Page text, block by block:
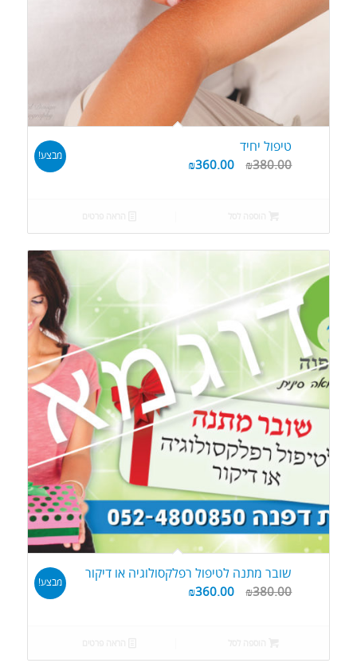
טיפול יחיד
₪380.00
₪360.00
מבצע!
שובר מתנה לטיפול רפלקסולוגיה או דיקור
₪380.00
₪360.00
מבצע!